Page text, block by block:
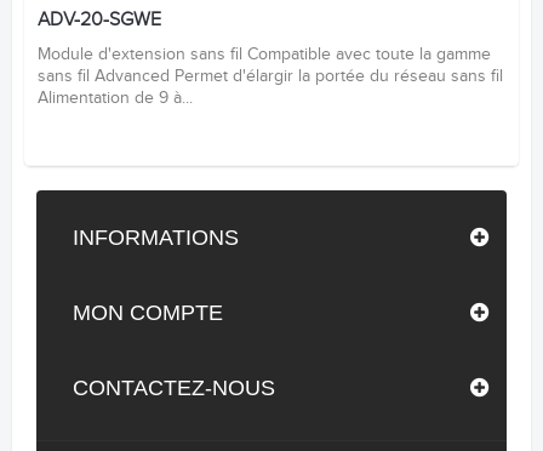
ADV-20-SGWE
Module d'extension sans fil Compatible avec toute la gamme
sans fil Advanced Permet d'élargir la portée du réseau sans fil
Alimentation de 9 à...
INFORMATIONS
MON COMPTE
CONTACTEZ-NOUS